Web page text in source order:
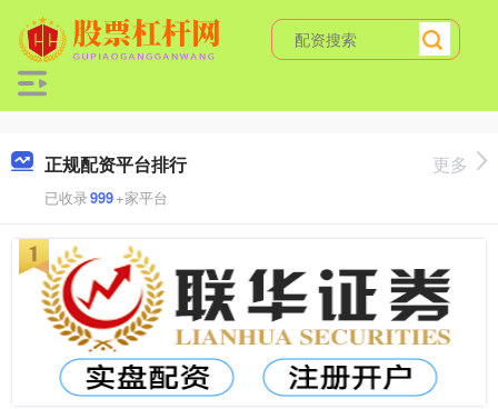
正规配资平台排行
已收录999+家平台
更多